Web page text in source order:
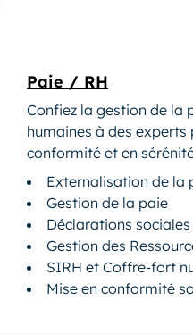
Paie / RH
Confiez la gestion de la
humaines à des
conformité et en
Externalisation de la
Gestion de la paie
Déclarations
Gestion des
SIRH et Coffre-fort
Mise en conformité